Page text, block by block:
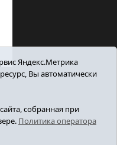
Яндекс.Метрика
Вы автоматически
собранная при
Политика оператора